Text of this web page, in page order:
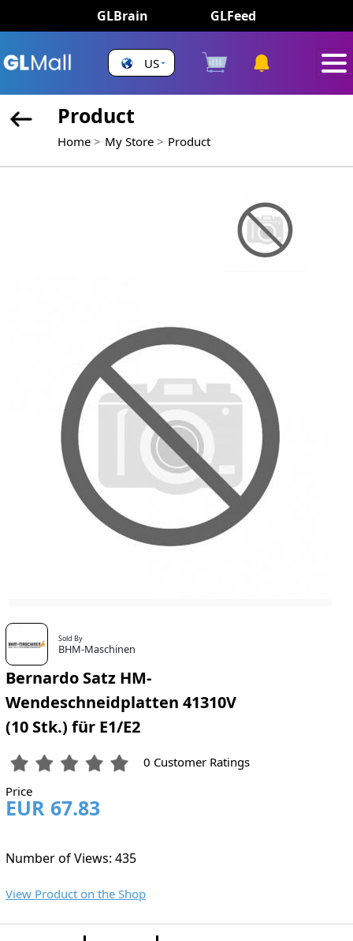
GLBrain GLFeed
US
Product
Home My Store Product
Sold By
BHM-Maschinen
Bernardo Satz HM-
Wendeschneidplatten 41310V
(10 Stk.) für E1/E2
0 Customer Ratings
Price
EUR 67.83
Number of Views: 435
View Product on the Shop